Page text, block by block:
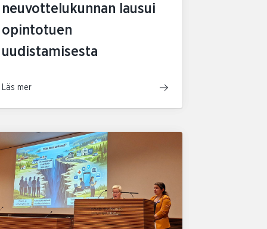
neuvottelukunnan lausui
opintotuen
uudistamisesta
Läs mer